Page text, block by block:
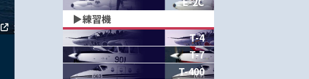
▶︎練習機
T-4
T-7
T-400